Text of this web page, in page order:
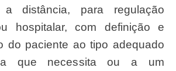
distância, para regulação
hospitalar, com definição e
do paciente ao tipo adequado
que necessita ou a um